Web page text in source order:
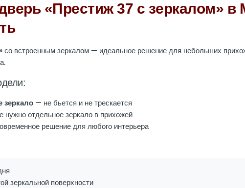
«Престиж 37 с зеркалом» в
со встроенным зеркалом — идеальное решение для небольших
зеркало — не бьется и не трескается
отдельное зеркало в прихожей
решение для любого интерьера
зеркальной поверхности